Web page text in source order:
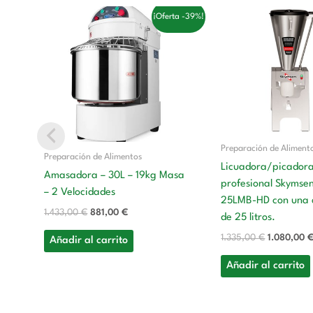
¡Oferta -39%!
Preparación de Alimentos
Amasadora – 30L – 19kg Masa
– 2 Velocidades
1.433,00€
El
precio
original
era:
881,00€
El
precio
actual
es:
881,00 €.
Añadir al carrito
Preparación de
Licuadora/picadora
profesional
25LMB-HD con
de 25 litros.
1.335,00€
El
precio
original
era:
1.335,00 €.
1.080,00€
Añadir al carrito